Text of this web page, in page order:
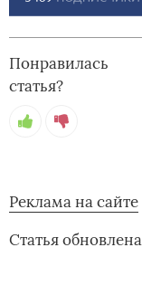
Понравилась
статья?
Реклама на сайте
Статья